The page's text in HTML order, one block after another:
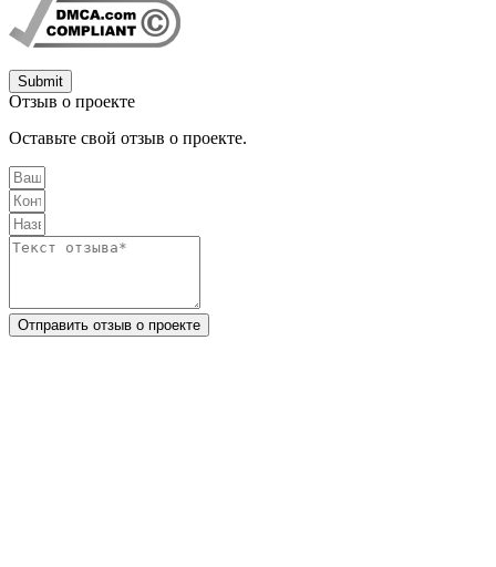
Submit
Отзыв о проекте
Оставьте свой отзыв о проекте.
Отправить отзыв о проекте